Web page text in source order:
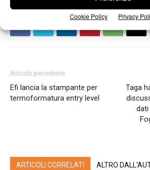
Cookie Policy Privacy
Articolo precedente
Efi lancia la stampante per
termoformatura entry level
Taga
ARTICOLI CORRELATI ALTRO